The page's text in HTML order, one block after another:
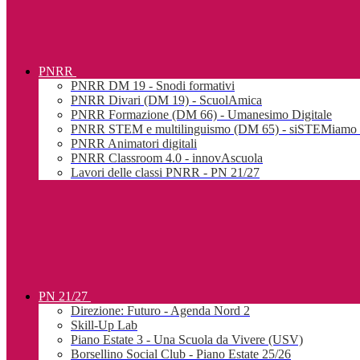
PNRR
PNRR DM 19 - Snodi formativi
PNRR Divari (DM 19) - ScuolAmica
PNRR Formazione (DM 66) - Umanesimo Digitale
PNRR STEM e multilinguismo (DM 65) - siSTEMiamo
PNRR Animatori digitali
PNRR Classroom 4.0 - innovAscuola
Lavori delle classi PNRR - PN 21/27
PN 21/27
Direzione: Futuro - Agenda Nord 2
Skill-Up Lab
Piano Estate 3 - Una Scuola da Vivere (USV)
Borsellino Social Club - Piano Estate 25/26